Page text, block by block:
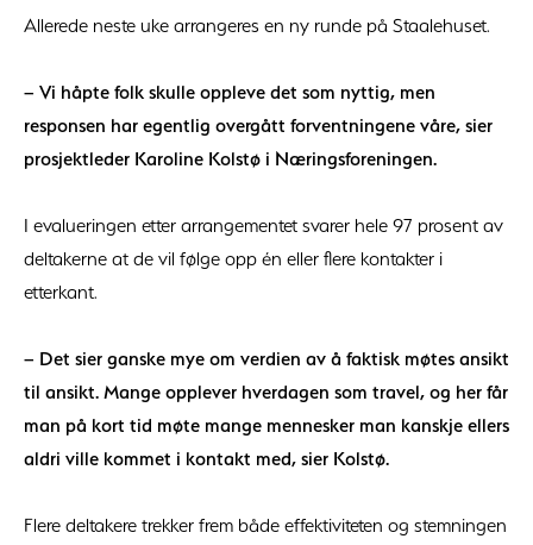
Allerede neste uke arrangeres en ny runde på Staalehuset.
– Vi håpte folk skulle oppleve det som nyttig, men
responsen har egentlig overgått forventningene våre, sier
prosjektleder Karoline Kolstø i Næringsforeningen.
I evalueringen etter arrangementet svarer hele 97 prosent av
deltakerne at de vil følge opp én eller flere kontakter i
etterkant.
– Det sier ganske mye om verdien av å faktisk møtes ansikt
til ansikt. Mange opplever hverdagen som travel, og her får
man på kort tid møte mange mennesker man kanskje ellers
aldri ville kommet i kontakt med, sier Kolstø.
Flere deltakere trekker frem både effektiviteten og stemningen